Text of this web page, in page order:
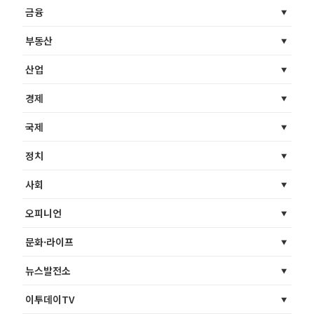
금융
부동산
산업
경제
국제
정치
사회
오피니언
문화·라이프
뉴스발전소
이투데이TV